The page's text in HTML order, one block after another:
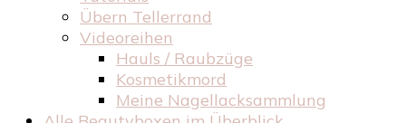
Übern Tellerrand
Videoreihen
Hauls / Raubzüge
Kosmetikmord
Meine Nagellacksammlung